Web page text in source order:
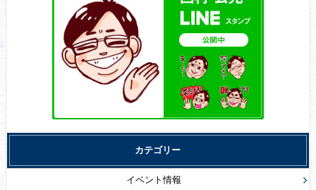
カテゴリー
イベント情報